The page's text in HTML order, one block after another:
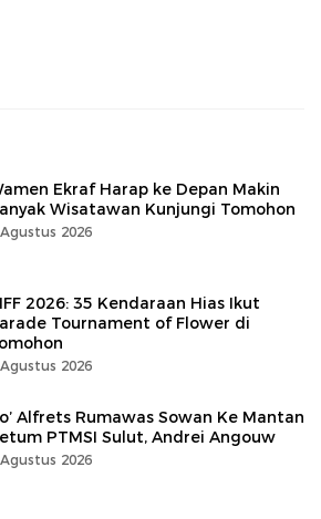
Ekraf Harap ke Depan Makin
Wisatawan Kunjungi Tomohon
2026
2026: 35 Kendaraan Hias Ikut
Tournament of Flower di
2026
Alfrets Rumawas Sowan Ke Mantan
PTMSI Sulut, Andrei Angouw
2026